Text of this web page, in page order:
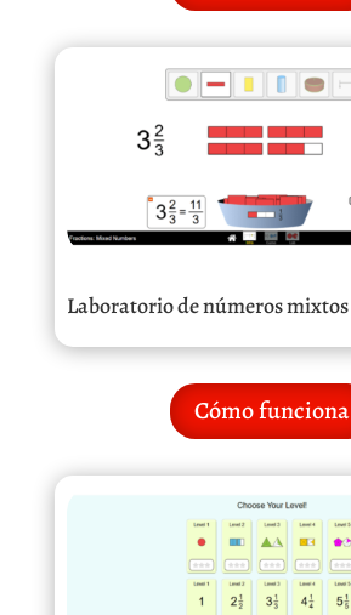
Laboratorio de números mixtos
Cómo funciona